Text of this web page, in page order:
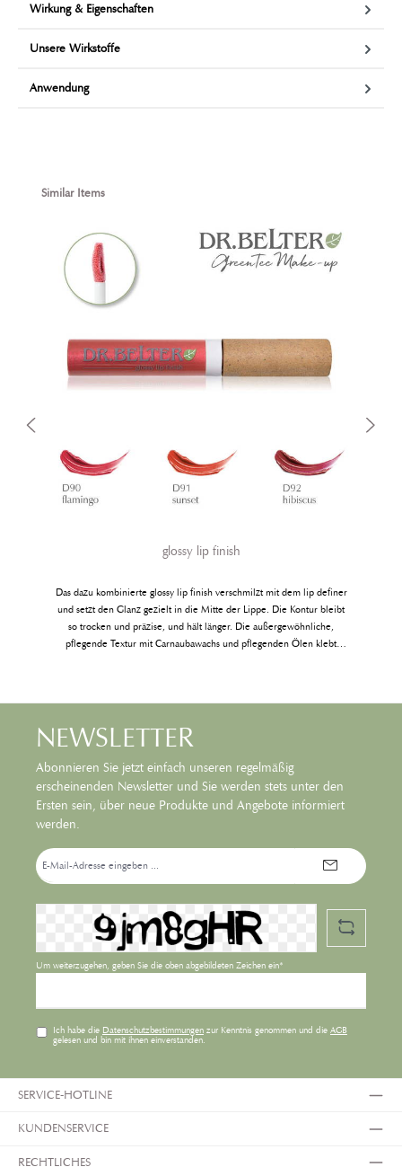
Wirkung & Eigenschaften
Unsere Wirkstoffe
Anwendung
Produktgalerie überspringen
Similar Items
glossy lip finish
Das dazu kombinierte glossy lip finish verschmilzt mit dem lip definer
und setzt den Glanz gezielt in die Mitte der Lippe. Die Kontur bleibt
so trocken und präzise, und hält länger. Die außergewöhnliche,
pflegende Textur mit Carnaubawachs und pflegenden Ölen klebt
NEWSLETTER
Abonnieren Sie jetzt einfach unseren regelmäßig
erscheinenden Newsletter und Sie werden stets unter den
Ersten sein, über neue Produkte und Angebote informiert
werden.
E-
Mail-
Adresse*
Um weiterzugehen, geben Sie die oben abgebildeten Zeichen ein*
Ich habe die Datenschutzbestimmungenzur Kenntnis genommen und die AGB
gelesen und bin mit ihnen einverstanden.
SERVICE-HOTLINE
KUNDENSERVICE
RECHTLICHES